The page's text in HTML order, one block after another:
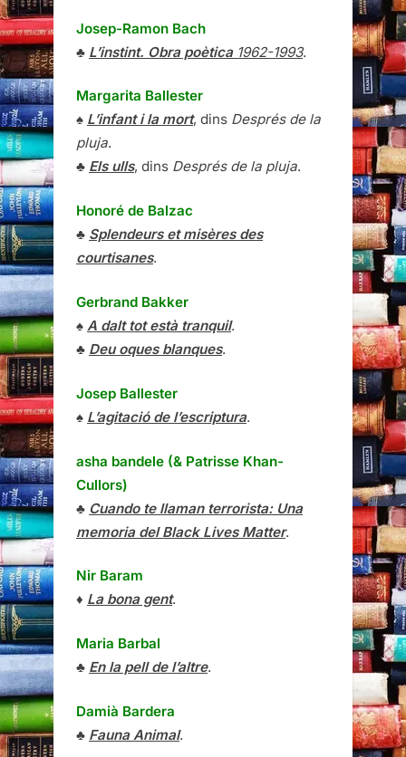
Josep-Ramon Bach
♣ L’instint. Obra poètica1962-1993.
Margarita Ballester
♠ L’infant i la mort, dins Després de la
pluja.
♣ Els ulls, dins Després de la pluja.
Honoré de Balzac
♣ Splendeurs et misères des
courtisanes.
Gerbrand Bakker
♠ A dalt tot està tranquil.
♣ Deu oques blanques.
Josep Ballester
♠ L’agitació de l’escriptura.
asha bandele (& Patrisse Khan-
Cullors)
♣ Cuando te llaman terrorista: Una
memoria del Black Lives Matter.
Nir Baram
♦ La bona gent.
Maria Barbal
♣ En la pell de l’altre.
Damià Bardera
♣ Fauna Animal.